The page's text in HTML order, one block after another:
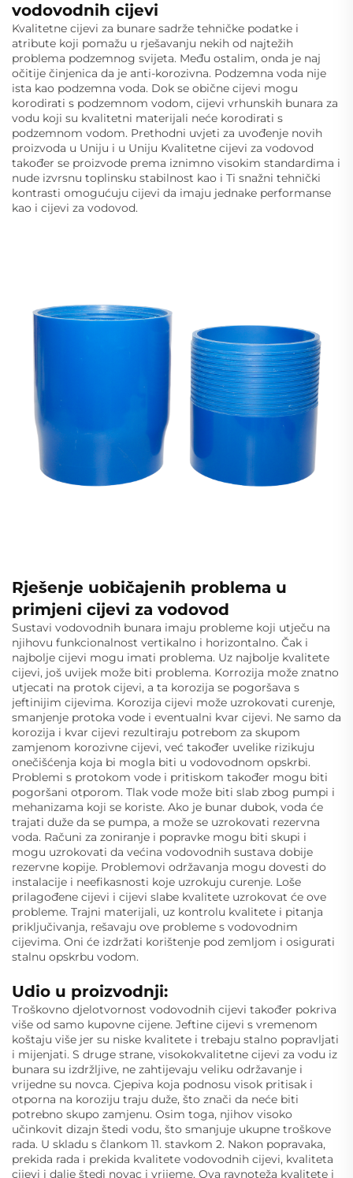
vodovodnih cijevi
Kvalitetne cijevi za bunare sadrže tehničke podatke i
atribute koji pomažu u rješavanju nekih od najtežih
problema podzemnog svijeta. Među ostalim, onda je naj
očitije činjenica da je anti-korozivna. Podzemna voda nije
ista kao podzemna voda. Dok se obične cijevi mogu
korodirati s podzemnom vodom, cijevi vrhunskih bunara za
vodu koji su kvalitetni materijali neće korodirati s
podzemnom vodom. Prethodni uvjeti za uvođenje novih
proizvoda u Uniju i u Uniju Kvalitetne cijevi za vodovod
također se proizvode prema iznimno visokim standardima i
nude izvrsnu toplinsku stabilnost kao i Ti snažni tehnički
kontrasti omogućuju cijevi da imaju jednake performanse
kao i cijevi za vodovod.
Rješenje uobičajenih problema u
primjeni cijevi za vodovod
Sustavi vodovodnih bunara imaju probleme koji utječu na
njihovu funkcionalnost vertikalno i horizontalno. Čak i
najbolje cijevi mogu imati problema. Uz najbolje kvalitete
cijevi, još uvijek može biti problema. Korrozija može znatno
utjecati na protok cijevi, a ta korozija se pogoršava s
jeftinijim cijevima. Korozija cijevi može uzrokovati curenje,
smanjenje protoka vode i eventualni kvar cijevi. Ne samo da
korozija i kvar cijevi rezultiraju potrebom za skupom
zamjenom korozivne cijevi, već također uvelike rizikuju
onečišćenja koja bi mogla biti u vodovodnom opskrbi.
Problemi s protokom vode i pritiskom također mogu biti
pogoršani otporom. Tlak vode može biti slab zbog pumpi i
mehanizama koji se koriste. Ako je bunar dubok, voda će
trajati duže da se pumpa, a može se uzrokovati rezervna
voda. Računi za zoniranje i popravke mogu biti skupi i
mogu uzrokovati da većina vodovodnih sustava dobije
rezervne kopije. Problemovi održavanja mogu dovesti do
instalacije i neefikasnosti koje uzrokuju curenje. Loše
prilagođene cijevi i cijevi slabe kvalitete uzrokovat će ove
probleme. Trajni materijali, uz kontrolu kvalitete i pitanja
priključivanja, rešavaju ove probleme s vodovodnim
cijevima. Oni će izdržati korištenje pod zemljom i osigurati
stalnu opskrbu vodom.
Udio u proizvodnji:
Troškovno djelotvornost vodovodnih cijevi također pokriva
više od samo kupovne cijene. Jeftine cijevi s vremenom
koštaju više jer su niske kvalitete i trebaju stalno popravljati
i mijenjati. S druge strane, visokokvalitetne cijevi za vodu iz
bunara su izdržljive, ne zahtijevaju veliku održavanje i
vrijedne su novca. Cjepiva koja podnosu visok pritisak i
otporna na koroziju traju duže, što znači da neće biti
potrebno skupo zamjenu. Osim toga, njihov visoko
učinkovit dizajn štedi vodu, što smanjuje ukupne troškove
rada. U skladu s člankom 11. stavkom 2. Nakon popravaka,
prekida rada i prekida kvalitete vodovodnih cijevi, kvaliteta
cijevi i dalje štedi novac i vrijeme. Ova ravnoteža kvalitete i